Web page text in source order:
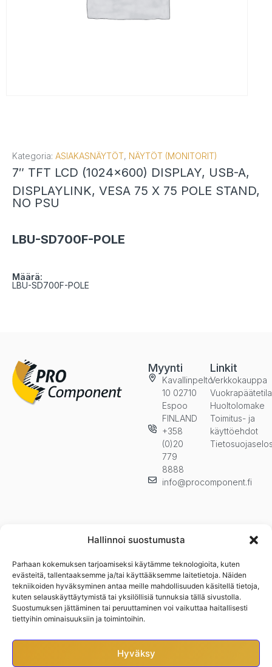
Hallinnoi suostumusta
Parhaan kokemuksen tarjoamiseksi käytämme teknologioita, kuten
evästeitä, tallentaaksemme ja/tai käyttääksemme laitetietoja. Näiden
tekniikoiden hyväksyminen antaa meille mahdollisuuden käsitellä tietoja,
kuten selauskäyttäytymistä tai yksilöllisiä tunnuksia tällä sivustolla.
Suostumuksen jättäminen tai peruuttaminen voi vaikuttaa haitallisesti
tiettyihin ominaisuuksiin ja toimintoihin.
Hyväksy
Kategoria: ASIAKASNÄYTÖT, NÄYTÖT (MONITORIT)
7″ TFT LCD (1024×600) DISPLAY, USB-A,
DISPLAYLINK, VESA 75 X 75 POLE STAND,
NO PSU
LBU-SD700F-POLE
Määrä:
LBU-SD700F-POLE
Myynti
Kavallinpelto
10 02710
Espoo
FINLAND
+358
(0)20
779
8888
info@procomponent.fi
Linkit
Verkkokauppa
Huoltolomake
Toimitus- ja
käyttöehdot
Pysy ajan tasalla ja tilaa uutiskirjeemme. Kuulet ensimmäisenä
uutuuksista, kampanjoista ja muista eduistamme.n